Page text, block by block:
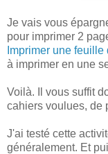
Je vais vous
pour imprimer 2
Imprimer une
à imprimer en une
Voilà. Il vous suffit
cahiers voulues, de
J'ai testé cette
généralement. Et